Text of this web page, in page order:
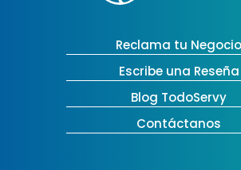
Reclama tu Negocio
Escribe una Reseña
Blog TodoServy
Contáctanos